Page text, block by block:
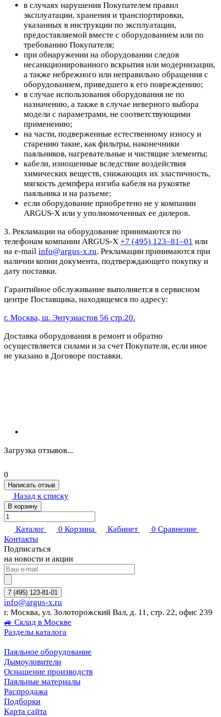
в случаях нарушения Покупателем правил
эксплуатации, хранения и транспортировки,
указанных в инструкции по эксплуатации,
предоставляемой вместе с оборудованием или по
требованию Покупателя;
при обнаружении на оборудовании следов
несанкционированного вскрытия или модернизации,
а также небрежного или неправильно обращения с
оборудованием, приведшего к его повреждению;
в случае использования оборудования не по
назначению, а также в случае неверного выбора
модели с параметрами, не соответствующими
применению;
на части, подверженные естественному износу и
старению такие, как фильтры, наконечники
паяльников, нагревательные и чистящие элементы;
кабели, изношенные вследствие воздействия
химических веществ, снижающих их эластичность,
мягкость демпфера изгиба кабеля на рукоятке
паяльника и на разъеме;
если оборудование приобретено не у компании
ARGUS-X или у уполномоченных ее дилеров.
3. Рекламации на оборудование принимаются по
телефонам компании ARGUS-X +7 (495) 123–81–01 или
на e-mail info@argus-x.ru. Рекламации принимаются при
наличии копии документа, подтверждающего покупку и
дату поставки.
Гарантийное обслуживание выполняется в сервисном
центре Поставщика, находящемся по адресу:
г. Москва, ш. Энтузиастов 56 стр.20.
Доставка оборудования в ремонт и обратно
осуществляется силами и за счет Покупателя, если иное
не указано в Договоре поставки.
Загрузка отзывов...
0
Написать отзыв
Назад к списку
В корзину
Каталог 0 Корзина Кабинет 0 Сравнение
Контакты
Подписаться
на новости и акции
7 (495) 123-81-01
info@argus-x.ru
г. Москва, ул. Золоторожский Вал, д. 11, стр. 22, офис 239
🚙 Склад в Москве
Разделы каталога
Паяльное оборудование
Дымоуловители
Оснащение производств
Паяльные материалы
Распродажа
Подборки
Карта сайта